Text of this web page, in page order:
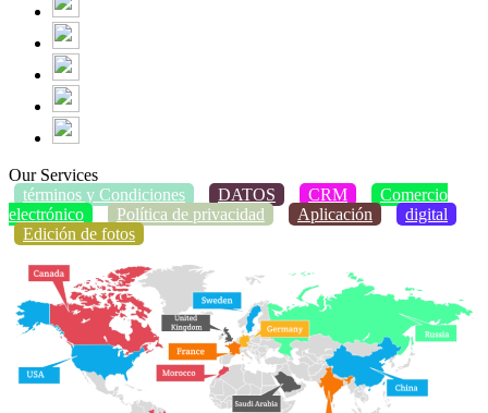
Our Services
términos y Condiciones
DATOS CRM
Comercio
electrónico
Política de privacidad Aplicación
digital
Edición de fotos